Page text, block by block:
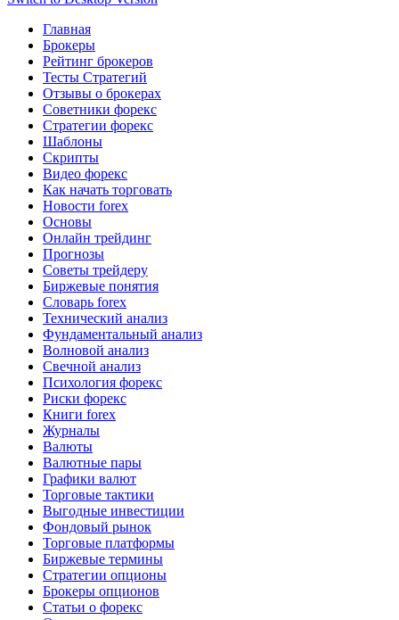
Главная
Брокеры
Рейтинг брокеров
Тесты Стратегий
Отзывы о брокерах
Советники форекс
Стратегии форекс
Шаблоны
Скрипты
Видео форекс
Как начать торговать
Новости forex
Основы
Онлайн трейдинг
Прогнозы
Советы трейдеру
Биржевые понятия
Словарь forex
Технический анализ
Фундаментальный анализ
Волновой анализ
Свечной анализ
Психология форекс
Риски форекс
Книги forex
Журналы
Валюты
Валютные пары
Графики валют
Торговые тактики
Выгодные инвестиции
Фондовый рынок
Торговые платформы
Биржевые термины
Стратегии опционы
Брокеры опционов
Статьи о форекс